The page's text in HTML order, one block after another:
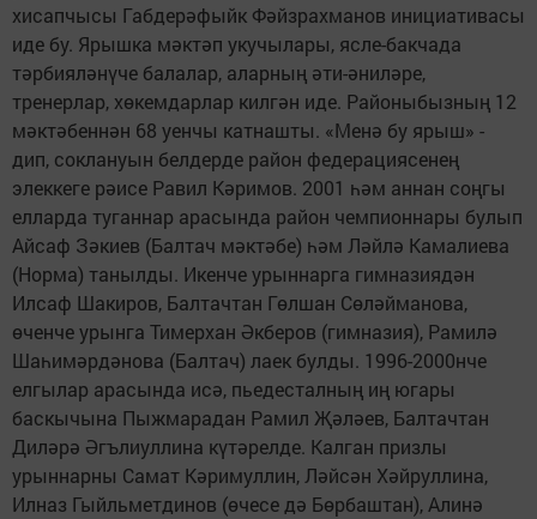
хисапчысы Габдерәфыйк Фәйзрахманов инициативасы
иде бу. Ярышка мәктәп укучылары, ясле-бакчада
тәрбияләнүче балалар, аларның әти-әниләре,
тренерлар, хөкемдарлар килгән иде. Районыбызның 12
мәктәбеннән 68 уенчы катнашты. «Менә бу ярыш» -
дип, соклануын белдерде район федерациясенең
элеккеге рәисе Равил Кәримов. 2001 һәм аннан соңгы
елларда туганнар арасында район чемпионнары булып
Айсаф Зәкиев (Балтач мәктәбе) һәм Ләйлә Камалиева
(Норма) танылды. Икенче урыннарга гимназиядән
Илсаф Шакиров, Балтачтан Гөлшан Сөләйманова,
өченче урынга Тимерхан Әкберов (гимназия), Рамилә
Шаһимәрдәнова (Балтач) лаек булды. 1996-2000нче
елгылар арасында исә, пьедесталның иң югары
баскычына Пыжмарадан Рамил Җәләев, Балтачтан
Диләрә Әгълиуллина күтәрелде. Калган призлы
урыннарны Самат Кәримуллин, Ләйсән Хәйруллина,
Илназ Гыйльметдинов (өчесе дә Бөрбаштан), Алинә